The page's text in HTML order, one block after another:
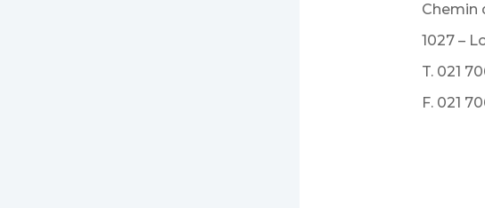
Chemin
1027 –
T. 021
F. 021